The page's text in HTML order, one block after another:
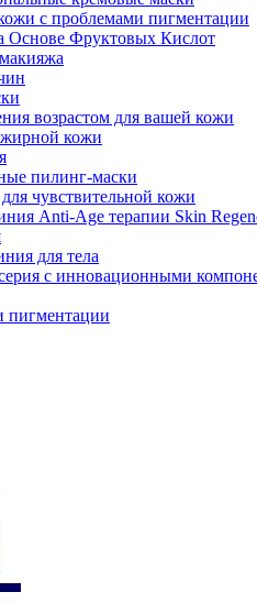
с проблемами пигментации
Основе Фруктовых Кислот
возрастом для вашей кожи
кожи
пилинг-маски
чувствительной кожи
Anti-Age терапии Skin
для тела
с инновационными
пигментации